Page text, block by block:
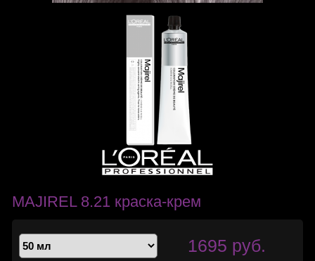
MAJIREL 8.21 краска-крем
1695 руб.